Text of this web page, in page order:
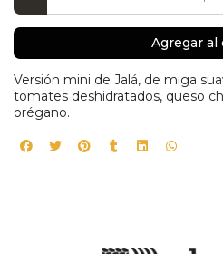
Agregar al
Versión mini de Jalá, de miga
tomates deshidratados, queso
orégano.